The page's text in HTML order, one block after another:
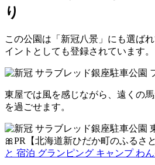
り
この公園は「新冠八景」にも選ば
イントとしても登録されています。
東屋では風を感じながら、遠くの
を過ごせます。
🎀PR【北海道新ひだか町のふるさ
と 宿泊 グランピング キャンプ わ